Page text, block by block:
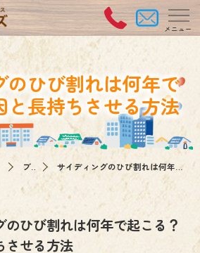
のひび割れは何年で
と長持ちさせる方法
ブログ サイディングのひび割れは何年で起こる？原因と長持ちさせる方法
のひび割れは何年で起こる？
させる方法